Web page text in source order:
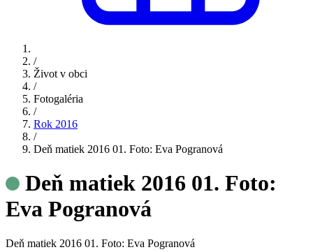
/
Život v obci
/
Fotogaléria
/
Rok 2016
/
Deň matiek 2016 01. Foto: Eva Pogranová
Deň matiek 2016 01. Foto:
Eva Pogranová
Deň matiek 2016 01. Foto: Eva Pogranová